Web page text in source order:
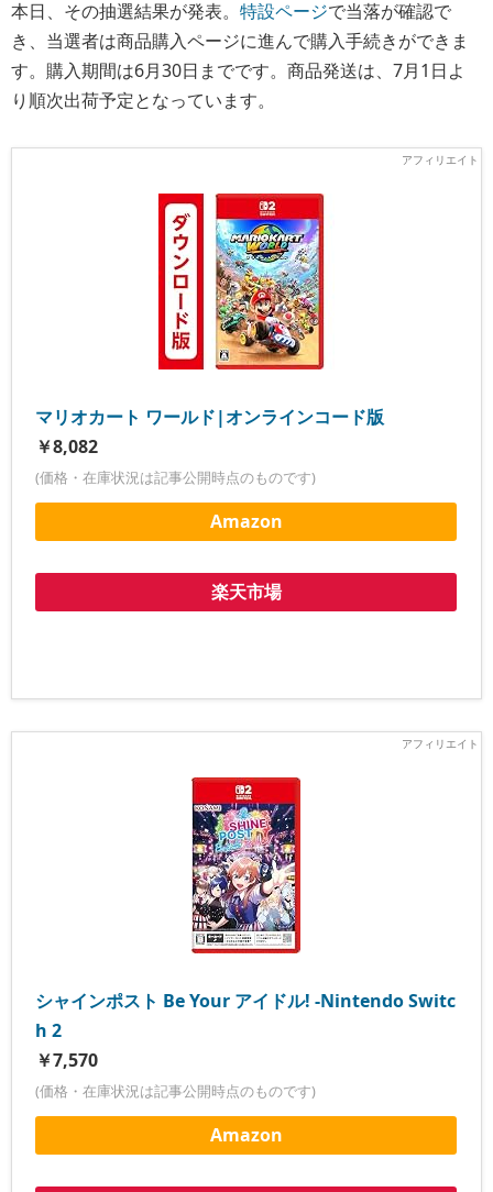
本日、その抽選結果が発表。 特設ページで当落が確認で
き、当選者は商品購入ページに進んで購入手続きができま
す。購入期間は6月30日までです。商品発送は、7月1日よ
り順次出荷予定となっています。
マリオカート ワールド|オンラインコード版
￥8,082
(価格・在庫状況は記事公開時点のものです)
Amazon
楽天市場
シャインポスト Be Your アイドル! -Nintendo Switc
h 2
￥7,570
(価格・在庫状況は記事公開時点のものです)
Amazon